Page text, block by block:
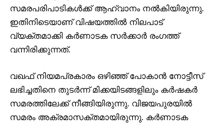
സമരപരിപാടികൾക്ക് ആഹ്വാനം നൽകിയിരുന്നു.
ഇതിനിടെയാണ് വിഷയത്തിൽ നിലപാട്
വ്യക്തമാക്കി കർണാടക സർക്കാർ രംഗത്ത്
വന്നിരിക്കുന്നത്.
വഖഫ് നിയമപ്രകാരം ഒഴിഞ്ഞ് പോകാൻ നോട്ടീസ്
ലഭിച്ചതിനെ തുടർന്ന് മിക്കയിടങ്ങളിലും കർഷകർ
സമരത്തിലേക്ക് നീങ്ങിയിരുന്നു. വിജയപുരയിൽ
സമരം അക്രമാസക്തമായിരുന്നു. കർണാടക